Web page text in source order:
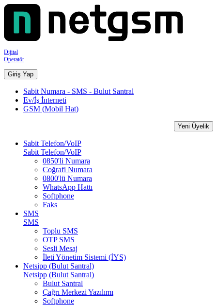
Dijital
Operatör
Giriş Yap
Sabit Numara - SMS - Bulut Santral
Ev/İş İnterneti
GSM (Mobil Hat)
Yeni Üyelik
Sabit Telefon/VoIP
Sabit Telefon/VoIP
0850'li Numara
Coğrafi Numara
0800'lü Numara
WhatsApp Hattı
Softphone
Faks
SMS
SMS
Toplu SMS
OTP SMS
Sesli Mesaj
İleti Yönetim Sistemi (İYS)
Netsipp (Bulut Santral)
Netsipp (Bulut Santral)
Bulut Santral
Çağrı Merkezi Yazılımı
Softphone